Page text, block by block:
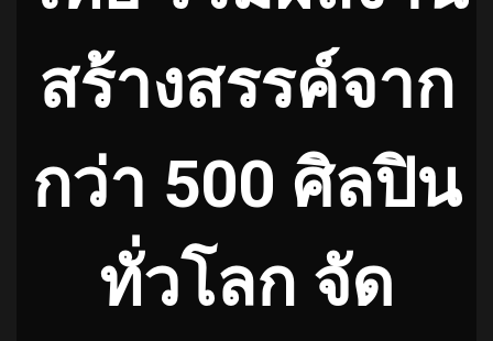
สร้างสรรค์จาก
กว่า 500 ศิลปิน
ทั่วโลก จัด